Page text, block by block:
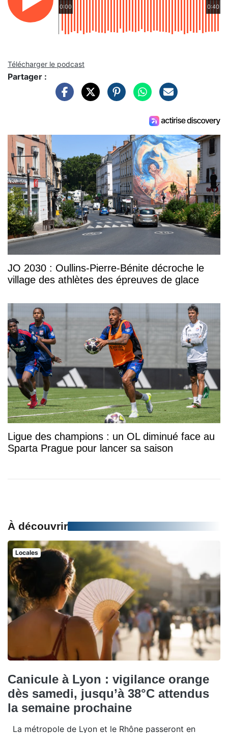
0:00 0:40
Télécharger le podcast
Partager :
JO 2030 : Oullins-Pierre-Bénite décroche le
village des athlètes des épreuves de glace
Ligue des champions : un OL diminué face au
Sparta Prague pour lancer sa saison
À découvrir
Locales
Canicule à Lyon : vigilance orange
dès samedi, jusqu’à 38°C attendus
la semaine prochaine
La métropole de Lyon et le Rhône passeront en